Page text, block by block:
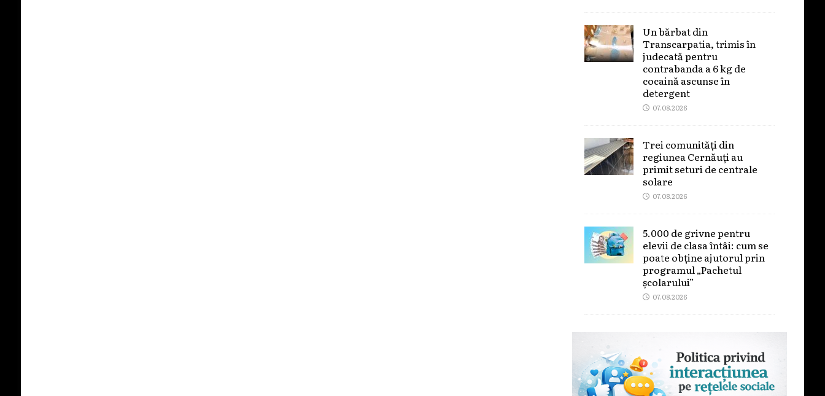
Un bărbat din
Transcarpatia, trimis în
judecată pentru
contrabanda a 6 kg de
cocaină ascunse în
detergent
07.08.2026
Trei comunități din
regiunea Cernăuți au
primit seturi de centrale
solare
07.08.2026
5.000 de grivne pentru
elevii de clasa întâi: cum se
poate obține ajutorul prin
programul „Pachetul
școlarului”
07.08.2026